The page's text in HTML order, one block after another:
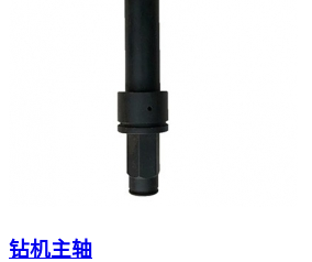
钻机主轴